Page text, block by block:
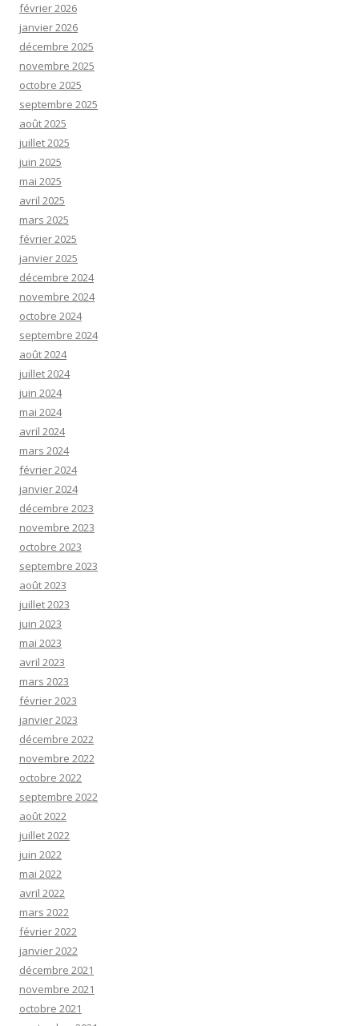
février 2026
janvier 2026
décembre 2025
novembre 2025
octobre 2025
septembre 2025
août 2025
juillet 2025
juin 2025
mai 2025
avril 2025
mars 2025
février 2025
janvier 2025
décembre 2024
novembre 2024
octobre 2024
septembre 2024
août 2024
juillet 2024
juin 2024
mai 2024
avril 2024
mars 2024
février 2024
janvier 2024
décembre 2023
novembre 2023
octobre 2023
septembre 2023
août 2023
juillet 2023
juin 2023
mai 2023
avril 2023
mars 2023
février 2023
janvier 2023
décembre 2022
novembre 2022
octobre 2022
septembre 2022
août 2022
juillet 2022
juin 2022
mai 2022
avril 2022
mars 2022
février 2022
janvier 2022
décembre 2021
novembre 2021
octobre 2021